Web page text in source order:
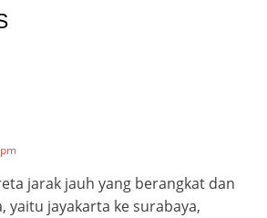
jarak jauh yang berangkat dan
yaitu jayakarta ke surabaya,